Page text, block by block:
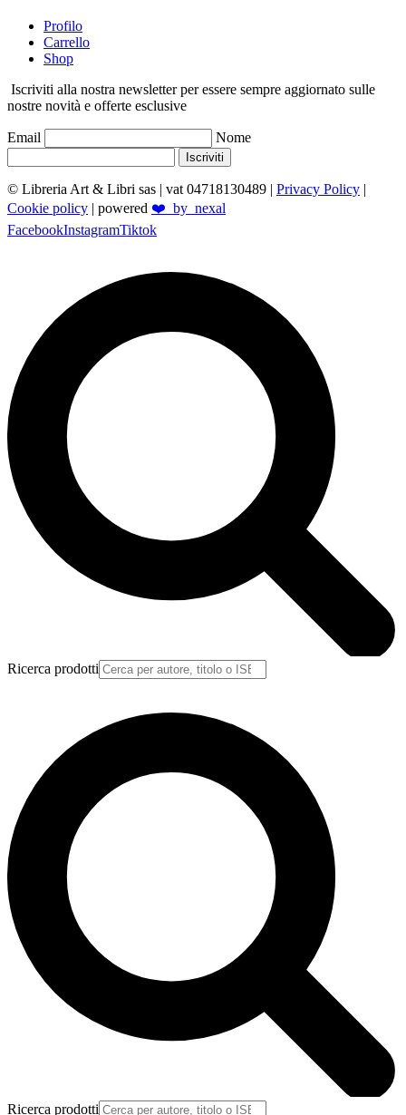
Profilo
Carrello
Shop
Iscriviti alla nostra newsletter per essere sempre aggiornato sulle
nostre novità e offerte esclusive
Email Nome
Iscriviti
© Libreria Art & Libri sas | vat 04718130489 | Privacy Policy |
Cookie policy | powered ❤️_by_nexal
FacebookInstagramTiktok
Ricerca prodotti
Ricerca prodotti